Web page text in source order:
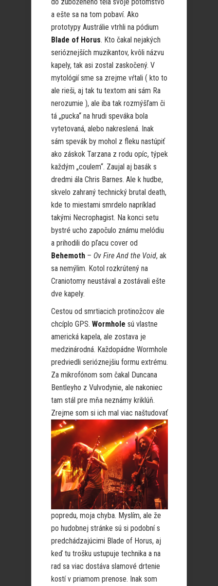
a ešte sa na tom pobaví. Ako
prototypy Austrálie vtrhli na pódium
Blade of Horus. Kto čakal nejakých
serióznejších muzikantov, kvôli názvu
kapely, tak asi zostal zaskočený. V
mytológií sme sa zrejme vŕtali ( kto to
ale rieši, aj tak tu textom ani sám Ra
nerozumie ), ale iba tak rozmýšľam či
tá „pucka“ na hrudi speváka bola
vytetovaná, alebo nakreslená. Inak
sám spevák by mohol z fleku nastúpiť
ako záskok Tarzana z rodu opíc, týpek
každým „coulem“. Zaujal aj basák s
dredmi ála Chris Barnes. Ale k hudbe,
skvelo zahraný technický brutal death,
kde to miestami smrdelo napríklad
takými Necrophagist. Na konci setu
bystré ucho započulo známu melódiu
a prihodili do pľacu cover od
Behemoth – Ov Fire And the Void, ak
sa nemýlim. Kotol rozkrútený na
Craniotomy neustával a zostávali ešte
dve kapely.
Cestou od smrtiacich protinožcov ale
chcíplo GPS. Wormhole sú vlastne
americká kapela, ale zostava je
medzinárodná. Každopádne Wormhole
predviedli serióznejšiu formu extrému.
Za mikrofónom som čakal Duncana
Bentleyho z Vulvodynie, ale nakoniec
tam stál pre mňa neznámy kriklúň.
Zrejme som si ich mal viac naštudovať
popredu, moja chyba. Myslím, ale že
po hudobnej stránke sú si podobní s
predchádzajúcimi Blade of Horus, aj
keď tu trošku ustupuje technika a na
rad sa viac dostáva slamové drtenie
kostí v priamom prenose. Inak som